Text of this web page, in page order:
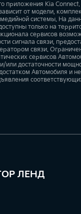
приложения Kia
от модели,
системы. На
только на
сервисов
сигнала связи,
связи.
сервисов
или достаточности
Автомобиля и
ЛЕНД